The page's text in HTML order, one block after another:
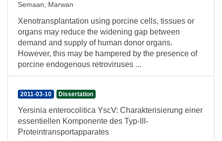
Semaan, Marwan
Xenotransplantation using porcine cells, tissues or
organs may reduce the widening gap between
demand and supply of human donor organs.
However, this may be hampered by the presence of
porcine endogenous retroviruses ...
2011-03-10 Dissertation
Yersinia enterocolitica YscV: Charakterisierung einer
essentiellen Komponente des Typ-III-
Proteintransportapparates